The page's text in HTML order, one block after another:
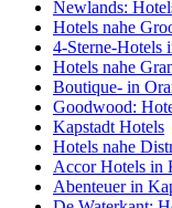
Newlands:
Hotels nahe
4-Sterne-Hotels
Hotels nahe
Boutique- in
Goodwood:
Kapstadt Hotels
Hotels nahe
Accor Hotels in
Abenteuer in